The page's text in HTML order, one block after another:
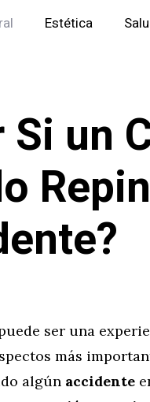
Estética
un
ser una
más
algún accidente